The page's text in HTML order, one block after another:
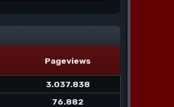
Pageviews
3.037.838
76.882